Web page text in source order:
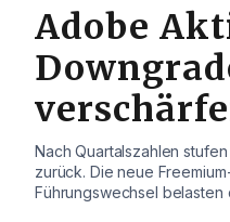
Adobe
Nach Quartalszahlen
zurück. Die neue
Führungswechsel belasten